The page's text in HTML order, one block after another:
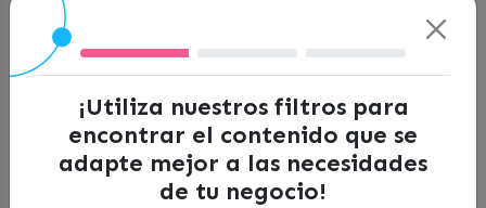
a cabalidad, identificando sus
elementos base, pero también conociendo
estrategias para llevarla a cabo de la
mejor manera posible.
¡Utiliza nuestros filtros para
encontrar el contenido que se
adapte mejor a las necesidades
de tu negocio!